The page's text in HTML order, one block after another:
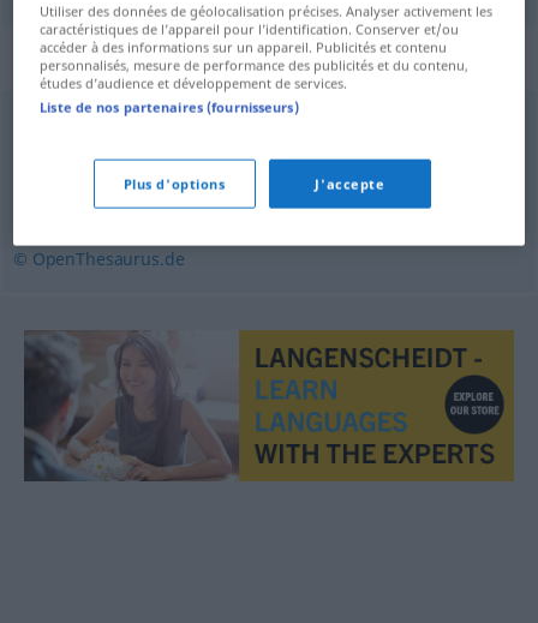
Synonymes de "zurückgezogen"
allein
© OpenThesaurus.de
Utiliser des données de géolocalisation précises. Analyser activement les
caractéristiques de l’appareil pour l’identification. Conserver et/ou
accéder à des informations sur un appareil. Publicités et contenu
personnalisés, mesure de performance des publicités et du contenu,
études d’audience et développement de services.
Liste de nos partenaires (fournisseurs)
Plus d'options J'accepte